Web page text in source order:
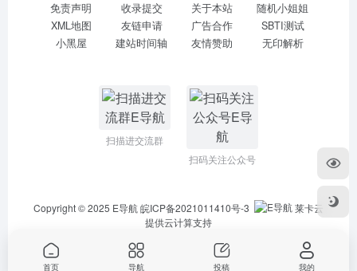
免责声明
XML地图
小黑屋
收录提交
友链申请
建站时间轴
关于本站
广告合作
友情赞助
随机小姐姐
SBTI测试
无印解析
扫描进交流群
扫码关注公众号
Copyright © 2025 E导航皖ICP备2021011410号-3
莱卡云
提供云计算支持
首页 导航 投稿 我的